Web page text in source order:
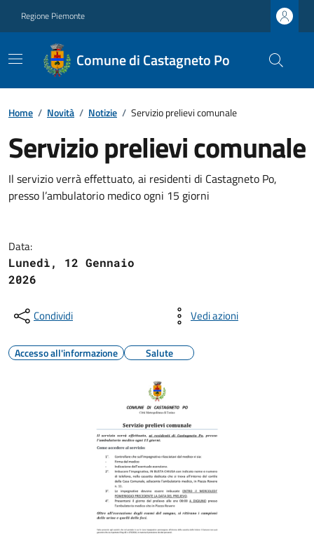
Regione Piemonte
Comune di Castagneto Po
Home / Novità / Notizie / Servizio prelievi comunale
Servizio prelievi comunale
Il servizio verrà effettuato, ai residenti di Castagneto Po,
presso l’ambulatorio medico ogni 15 giorni
Data:
Lunedì, 12 Gennaio
2026
Condividi Vedi azioni
Accesso all'informazione Salute